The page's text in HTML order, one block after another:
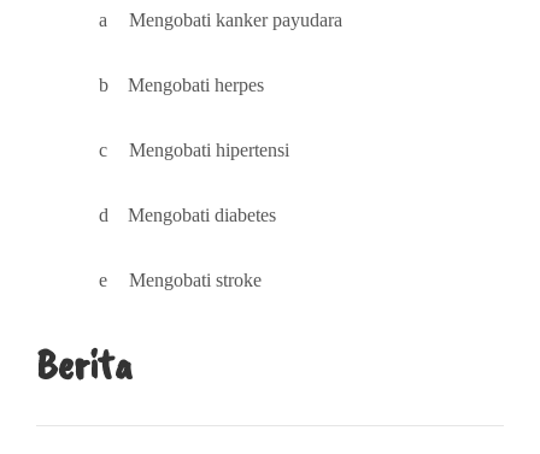
a Mengobati kanker payudara
b Mengobati herpes
c Mengobati hipertensi
d Mengobati diabetes
e Mengobati stroke
Berita